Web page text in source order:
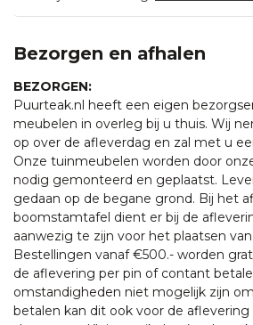
Bezorgen en afhalen
BEZORGEN:
Puurteak.nl heeft een eigen
meubelen in overleg bij u thuis. Wij
op over de afleverdag en zal met u
Onze tuinmeubelen worden door
nodig gemonteerd en geplaatst.
gedaan op de begane grond. Bij het
boomstamtafel dient er bij de
aanwezig te zijn voor het plaatsen
Bestellingen vanaf €500.- worden
de aflevering per pin of contant
omstandigheden niet mogelijk zijn
betalen kan dit ook voor de